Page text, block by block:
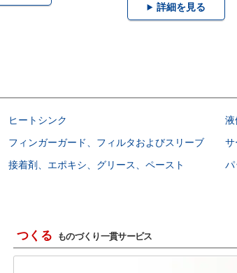
詳細を見る
ヒートシンク
液
フィンガーガード、フィルタおよびスリーブ
サ
接着剤、エポキシ、グリース、ペースト
パ
つくる ものづくり一貫サービス